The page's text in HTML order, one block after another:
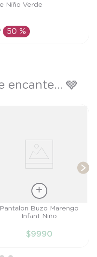
Niño Verde
50 %
encante... 🩶
Pantalon Buzo Marengo
Infant Niño
$9990